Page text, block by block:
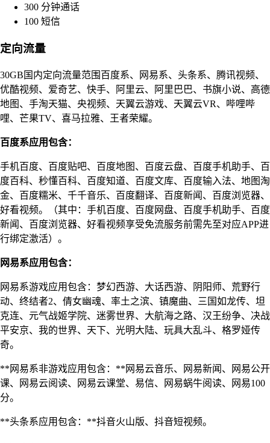
300 分钟通话
100 短信
定向流量
30GB国内定向流量范围百度系、网易系、头条系、腾讯视频、
优酷视频、爱奇艺、快手、阿里云、阿里巴巴、书旗小说、高德
地图、手淘天猫、央视频、天翼云游戏、天翼云VR、哔哩哔
哩、芒果TV、喜马拉雅、王者荣耀。
百度系应用包含：
手机百度、百度贴吧、百度地图、百度云盘、百度手机助手、百
度百科、秒懂百科、百度知道、百度文库、百度输入法、地图淘
金、百度糯米、千千音乐、百度翻译、百度新闻、百度浏览器、
好看视频。（其中：手机百度、百度网盘、百度手机助手、百度
新闻、百度浏览器、好看视频享受免流服务前需先至对应APP进
行绑定激活）。
网易系应用包含：
网易系游戏应用包含：梦幻西游、大话西游、阴阳师、荒野行
动、终结者2、倩女幽魂、率土之滨、镇魔曲、三国如龙传、坦
克连、元气战姬学院、迷雾世界、大航海之路、汉王纷争、决战
平安京、我的世界、天下、光明大陆、玩具大乱斗、格罗娅传
奇。
**网易系非游戏应用包含：**网易云音乐、网易新闻、网易公开
课、网易云阅读、网易云课堂、易信、网易蜗牛阅读、网易100
分。
**头条系应用包含：**抖音火山版、抖音短视频。